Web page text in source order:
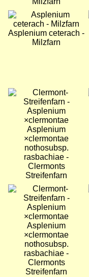
Bild
Asplenium ceterach -
Milzfarn
Bild
Asplenium
×clermontae
nothosubsp.
rasbachiae -
Clermonts
Streifenfarn
Bild
Asplenium
×clermontae
nothosubsp.
rasbachiae -
Clermonts
Streifenfarn